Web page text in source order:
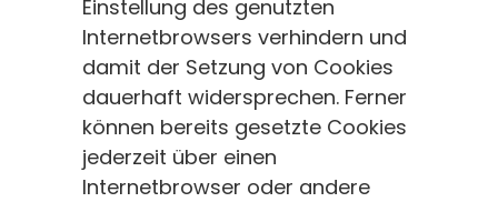
Einstellung des genutzten
Internetbrowsers verhindern und
damit der Setzung von Cookies
dauerhaft widersprechen. Ferner
können bereits gesetzte Cookies
jederzeit über einen
Internetbrowser oder andere